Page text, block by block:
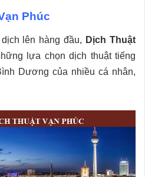
Phúc
lên hàng đầu, Dịch Thuật
lựa chọn dịch thuật tiếng
Dương của nhiều cá nhân,